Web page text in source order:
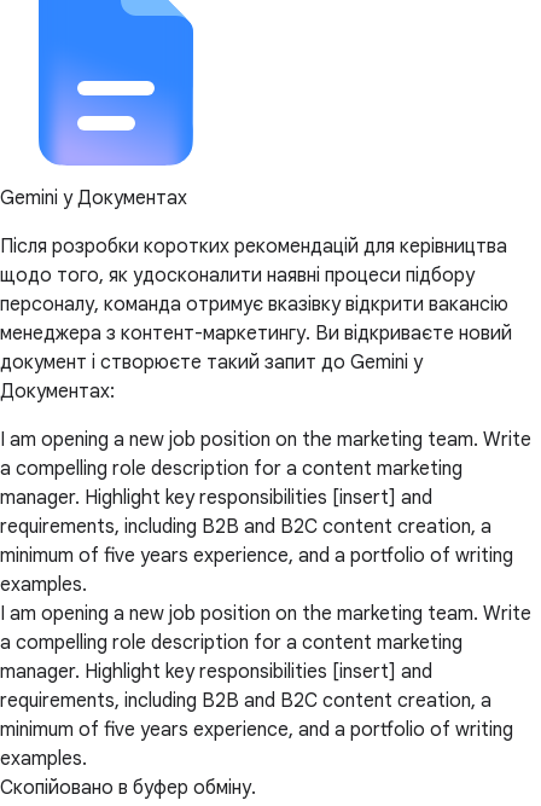
Gemini у Документах
Після розробки коротких рекомендацій для керівництва
щодо того, як удосконалити наявні процеси підбору
персоналу, команда отримує вказівку відкрити вакансію
менеджера з контент-маркетингу. Ви відкриваєте новий
документ і створюєте такий запит до Gemini у
Документах:
I am opening a new job position on the marketing team. Write
a compelling role description for a content marketing
manager. Highlight key responsibilities [insert] and
requirements, including B2B and B2C content creation, a
minimum of five years experience, and a portfolio of writing
examples.
I am opening a new job position on the marketing team. Write
a compelling role description for a content marketing
manager. Highlight key responsibilities [insert] and
requirements, including B2B and B2C content creation, a
minimum of five years experience, and a portfolio of writing
examples.
Скопійовано в буфер обміну.